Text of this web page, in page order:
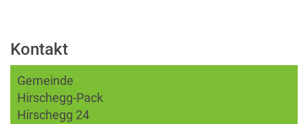
Kontakt
Gemeinde
Hirschegg-Pack
Hirschegg 24